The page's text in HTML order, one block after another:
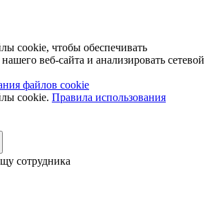
cookie, чтобы обеспечивать
веб-сайта и анализировать сетевой
файлов cookie
cookie. Правила использования
сотрудника